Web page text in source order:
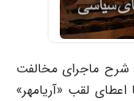
شرح ماجرای مخالفت
لقب «آریامهر»